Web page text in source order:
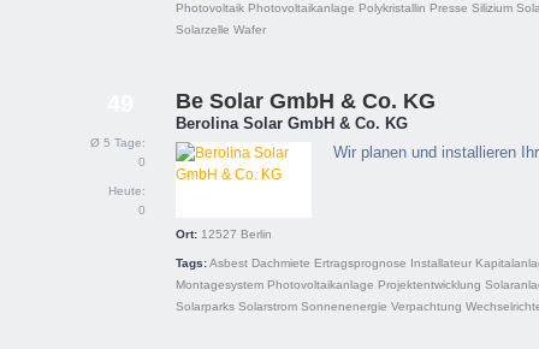
Photovoltaik Photovoltaikanlage Polykristallin Presse Silizium
Solarzelle Wafer
Ø 5 Tage:
0
Heute:
0
Be Solar GmbH & Co. KG
Berolina Solar GmbH & Co. KG
Wir planen und installieren
Ort: 12527 Berlin
Tags:Asbest Dachmiete Ertragsprognose Installateur
Montagesystem Photovoltaikanlage Projektentwicklung
Solarparks Solarstrom Sonnenenergie Verpachtung